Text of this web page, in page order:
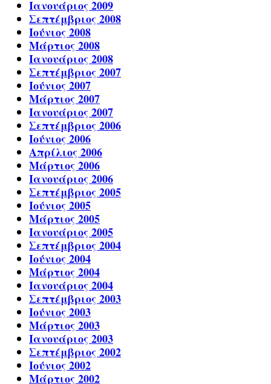
Ιανουάριος 2009
Σεπτέμβριος 2008
Ιούνιος 2008
Μάρτιος 2008
Ιανουάριος 2008
Σεπτέμβριος 2007
Ιούνιος 2007
Μάρτιος 2007
Ιανουάριος 2007
Σεπτέμβριος 2006
Ιούνιος 2006
Απρίλιος 2006
Μάρτιος 2006
Ιανουάριος 2006
Σεπτέμβριος 2005
Ιούνιος 2005
Μάρτιος 2005
Ιανουάριος 2005
Σεπτέμβριος 2004
Ιούνιος 2004
Μάρτιος 2004
Ιανουάριος 2004
Σεπτέμβριος 2003
Ιούνιος 2003
Μάρτιος 2003
Ιανουάριος 2003
Σεπτέμβριος 2002
Ιούνιος 2002
Μάρτιος 2002